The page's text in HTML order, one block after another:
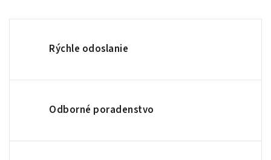
Rýchle odoslanie
Odborné poradenstvo